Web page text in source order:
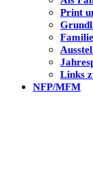
Print
Links
NFP/MFM